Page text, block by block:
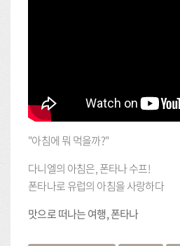
"아침에 뭐 먹을까?"
다니엘의 아침은, 폰타나 수프!
폰타나로 유럽의 아침을 사랑하다
맛으로 떠나는 여행, 폰타나